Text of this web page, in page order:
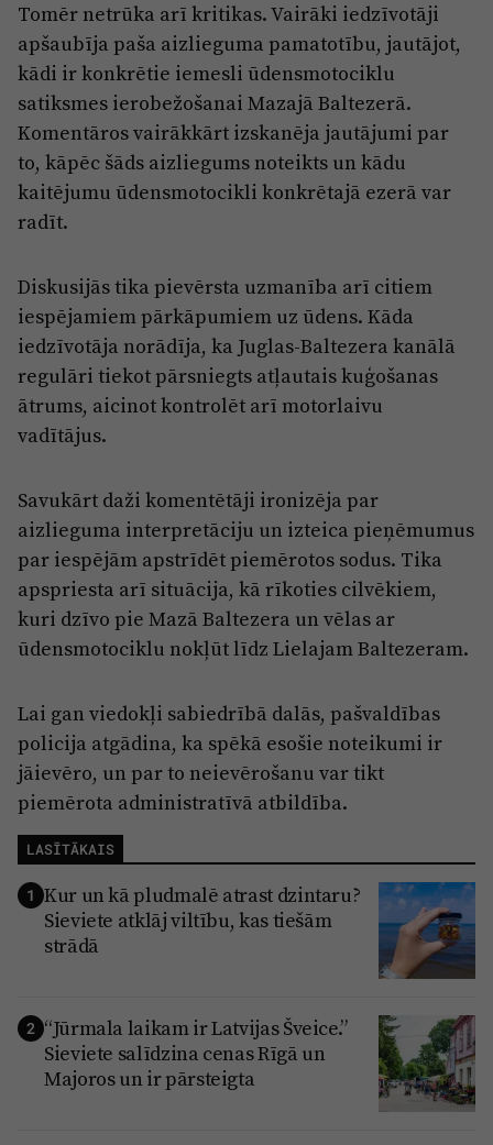
Tomēr netrūka arī kritikas. Vairāki iedzīvotāji
apšaubīja paša aizlieguma pamatotību, jautājot,
kādi ir konkrētie iemesli ūdensmotociklu
satiksmes ierobežošanai Mazajā Baltezerā.
Komentāros vairākkārt izskanēja jautājumi par
to, kāpēc šāds aizliegums noteikts un kādu
kaitējumu ūdensmotocikli konkrētajā ezerā var
radīt.
Diskusijās tika pievērsta uzmanība arī citiem
iespējamiem pārkāpumiem uz ūdens. Kāda
iedzīvotāja norādīja, ka Juglas-Baltezera kanālā
regulāri tiekot pārsniegts atļautais kuģošanas
ātrums, aicinot kontrolēt arī motorlaivu
vadītājus.
Savukārt daži komentētāji ironizēja par
aizlieguma interpretāciju un izteica pieņēmumus
par iespējām apstrīdēt piemērotos sodus. Tika
apspriesta arī situācija, kā rīkoties cilvēkiem,
kuri dzīvo pie Mazā Baltezera un vēlas ar
ūdensmotociklu nokļūt līdz Lielajam Baltezeram.
Lai gan viedokļi sabiedrībā dalās, pašvaldības
policija atgādina, ka spēkā esošie noteikumi ir
jāievēro, un par to neievērošanu var tikt
piemērota administratīvā atbildība.
LASĪTĀKAIS
1 Kur un kā pludmalē atrast dzintaru?
Sieviete atklāj viltību, kas tiešām
strādā
2 “Jūrmala laikam ir Latvijas Šveice.”
Sieviete salīdzina cenas Rīgā un
Majoros un ir pārsteigta